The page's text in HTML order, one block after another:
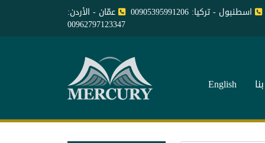
اسطنبول - تركيا: 00905395991206 عمّان - الأردن:
00962797123347
English